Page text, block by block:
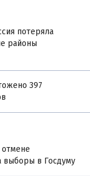
потеряла
районы
397
выборы в Госдуму